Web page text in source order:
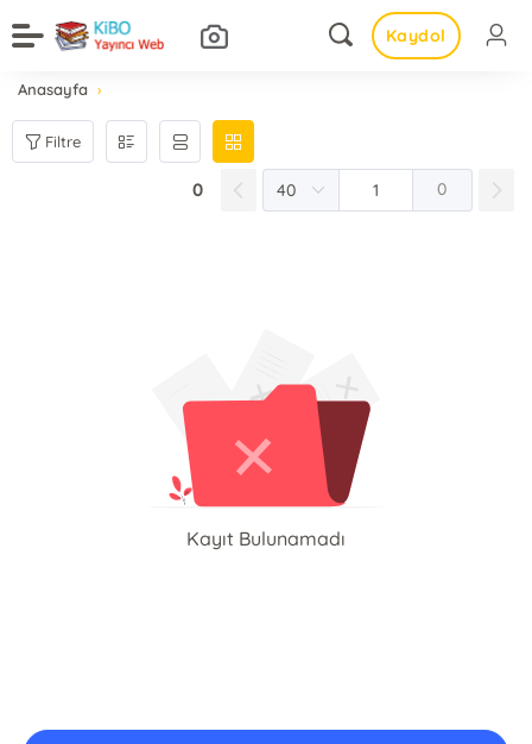
Kaydol
Anasayfa
Filtre
0 0
Kayıt Bulunamadı